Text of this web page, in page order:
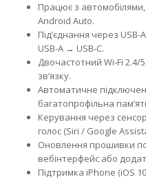
Працює з
Android Auto.
Під’єднання через
USB-A → USB-C.
Двочастотний Wi‑Fi 2.4/
зв’язку.
Автоматичне
багатопрофільна
Керування через
голос (Siri / Google
Оновлення прошивки
вебінтерфейс або
Підтримка iPhone (iOS